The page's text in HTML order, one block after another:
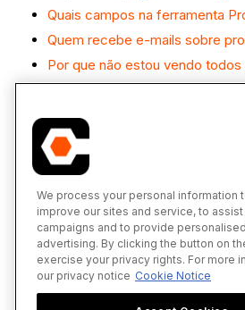
Quais campos na ferramenta
Quem recebe e-mails sobre
Por que não estou vendo
Por que não estou vendo
Por que o programa está
Por que não consigo usar a
We process your personal information
improve our sites and service, to
campaigns and to provide
advertising. By clicking the button on
exercise your privacy rights. For more
our privacy notice Cookie Notice